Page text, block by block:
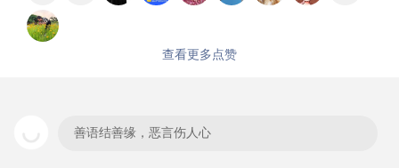
查看更多点赞
善语结善缘，恶言伤人心